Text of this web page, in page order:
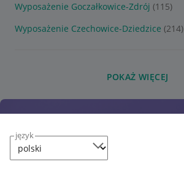
język
Wyposażenie Goczałkowice-Zdrój (115)
Wyposażenie Czechowice-Dziedzice (214)
POKAŻ WIĘCEJ